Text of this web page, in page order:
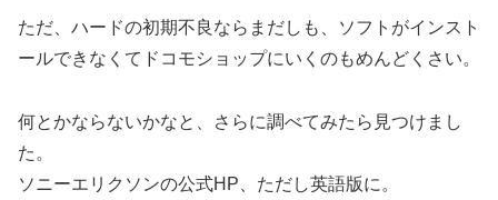
ただ、ハードの初期不良ならまだしも、ソフトがインスト
ールできなくてドコモショップにいくのもめんどくさい。
何とかならないかなと、さらに調べてみたら見つけまし
た。
ソニーエリクソンの公式HP、ただし英語版に。